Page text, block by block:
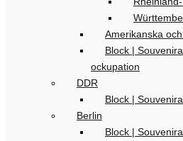
Amerikanska
Block |
ockupation
DDR
Block |
Berlin
Block |